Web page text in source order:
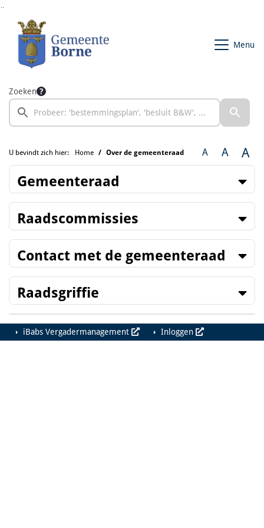
Menu
Zoeken
U bevindt zich hier: Home Over de gemeenteraad A A A
Gemeenteraad
Raadscommissies
Contact met de gemeenteraad
Raadsgriffie
iBabs Vergadermanagement Inloggen